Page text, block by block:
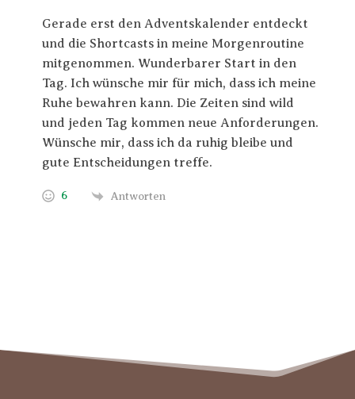
Gerade erst den Adventskalender entdeckt
und die Shortcasts in meine Morgenroutine
mitgenommen. Wunderbarer Start in den
Tag. Ich wünsche mir für mich, dass ich meine
Ruhe bewahren kann. Die Zeiten sind wild
und jeden Tag kommen neue Anforderungen.
Wünsche mir, dass ich da ruhig bleibe und
gute Entscheidungen treffe.
6 Antworten